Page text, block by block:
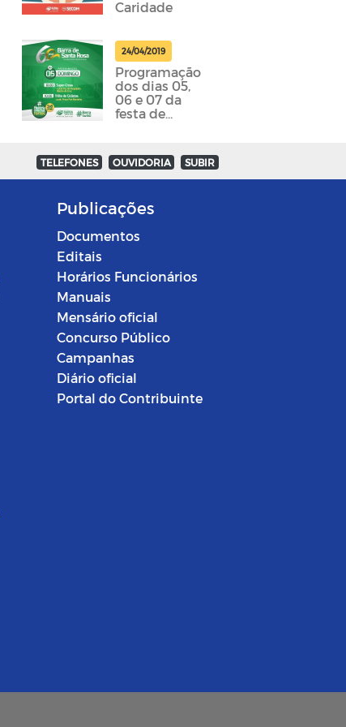
Caridade
24/04/2019
Programação
dos dias 05,
06 e 07 da
festa de
foram
divulgadas
TELEFONES OUVIDORIA SUBIR
Publicações
Documentos
Editais
Horários Funcionários
Manuais
Mensário oficial
Concurso Público
Campanhas
Diário oficial
Portal do Contribuinte